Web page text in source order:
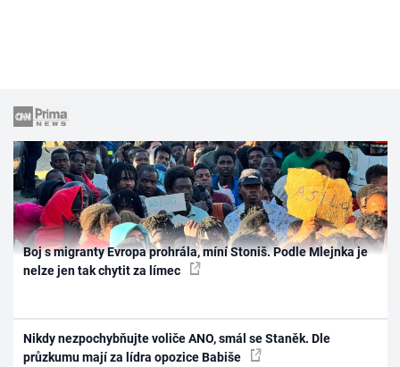
Boj s migranty Evropa prohrála, míní Stoniš. Podle Mlejnka je
nelze jen tak chytit za límec
Nikdy nezpochybňujte voliče ANO, smál se Staněk. Dle
průzkumu mají za lídra opozice Babiše